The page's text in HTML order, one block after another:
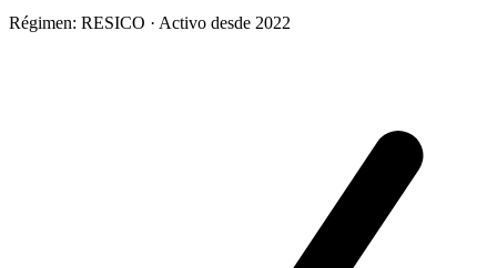
Régimen: RESICO · Activo desde 2022